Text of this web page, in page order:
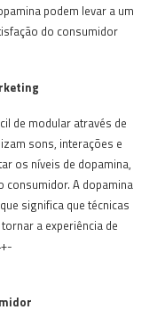
podem levar a um
do consumidor​
de modular através de
sons, interações e
os níveis de dopamina,
consumidor. A dopamina
significa que técnicas
a experiência de